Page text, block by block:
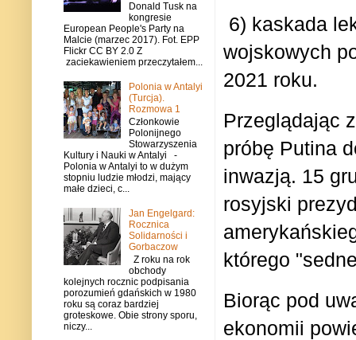
6) kaskada
wojskowych
2021 roku.
Przeglądając
próbę Putina
inwazją. 15
rosyjski
którego
Biorąc pod
ekonomii
Donald Tusk na
kongresie
European People's Party na
Malcie (marzec 2017). Fot. EPP
Flickr CC BY 2.0 Z
zaciekawieniem przeczytałem...
Polonia w Antalyi
(Turcja).
Rozmowa 1
Członkowie
Polonijnego
Stowarzyszenia
Kultury i Nauki w Antalyi -
Polonia w Antalyi to w dużym
stopniu ludzie młodzi, mający
małe dzieci, c...
Jan Engelgard:
Rocznica
Solidarności i
Gorbaczow
Z roku na rok
obchody
kolejnych rocznic podpisania
porozumień gdańskich w 1980
roku są coraz bardziej
groteskowe. Obie strony sporu,
niczy...